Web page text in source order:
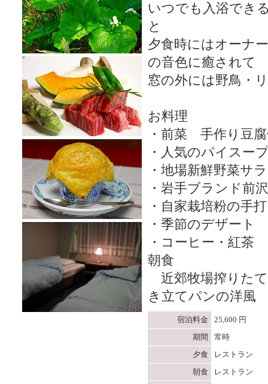
いつでも入浴でき
と
夕食時にはオーナ
の音色に癒されて
窓の外には野鳥・
お料理
・前菜 手作り豆
・人気のパイスー
・地場新鮮野菜サ
・岩手ブランド前
・自家栽培粉の手
・季節のデザート
・コーヒー・紅茶
朝食
近郊牧場搾りた
き立てパンの洋風
宿泊料金
25,600 円
期間
常時
夕食
レストラン
朝食
レストラン